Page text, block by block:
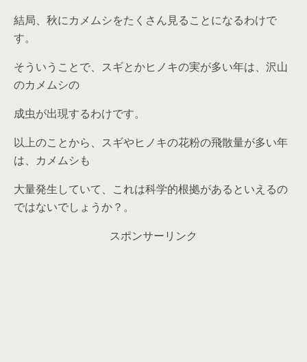
結局、秋にカメムシをたくさん見ることになるわけで
す。
そういうことで、スギとかヒノキの実が多い年は、沢山
のカメムシの
成虫が出現するわけです。
以上のことから、スギやヒノキの花粉の飛散量が多い年
は、カメムシも
大量発生していて、これは科学的根拠があるといえるの
ではないでしょうか？。
スポンサーリンク